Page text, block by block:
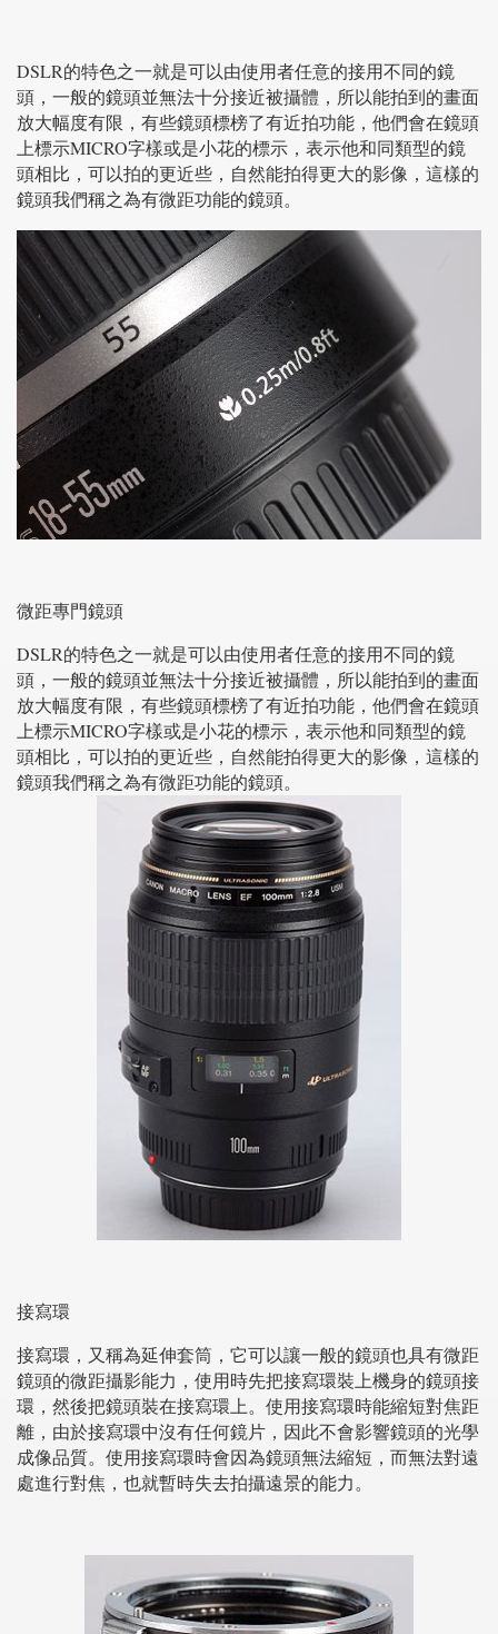
DSLR的特色之一就是可以由使用者任意的接用不同的鏡
頭，一般的鏡頭並無法十分接近被攝體，所以能拍到的畫面
放大幅度有限，有些鏡頭標榜了有近拍功能，他們會在鏡頭
上標示MICRO字樣或是小花的標示，表示他和同類型的鏡
頭相比，可以拍的更近些，自然能拍得更大的影像，這樣的
鏡頭我們稱之為有微距功能的鏡頭。
微距專門鏡頭
DSLR的特色之一就是可以由使用者任意的接用不同的鏡
頭，一般的鏡頭並無法十分接近被攝體，所以能拍到的畫面
放大幅度有限，有些鏡頭標榜了有近拍功能，他們會在鏡頭
上標示MICRO字樣或是小花的標示，表示他和同類型的鏡
頭相比，可以拍的更近些，自然能拍得更大的影像，這樣的
鏡頭我們稱之為有微距功能的鏡頭。
接寫環
接寫環，又稱為延伸套筒，它可以讓一般的鏡頭也具有微距
鏡頭的微距攝影能力，使用時先把接寫環裝上機身的鏡頭接
環，然後把鏡頭裝在接寫環上。使用接寫環時能縮短對焦距
離，由於接寫環中沒有任何鏡片，因此不會影響鏡頭的光學
成像品質。使用接寫環時會因為鏡頭無法縮短，而無法對遠
處進行對焦，也就暫時失去拍攝遠景的能力。